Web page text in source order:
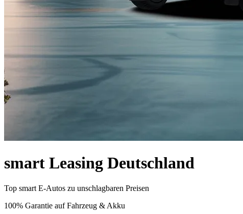
smart Leasing Deutschland
Top smart E-Autos zu unschlagbaren Preisen
100% Garantie auf Fahrzeug & Akku